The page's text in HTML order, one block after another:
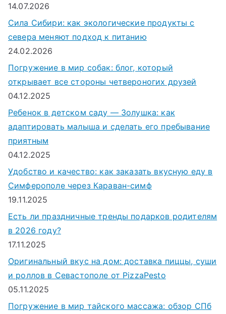
14.07.2026
Сила Сибири: как экологические продукты с
севера меняют подход к питанию
24.02.2026
Погружение в мир собак: блог, который
открывает все стороны четвероногих друзей
04.12.2025
Ребенок в детском саду — Золушка: как
адаптировать малыша и сделать его пребывание
приятным
04.12.2025
Удобство и качество: как заказать вкусную еду в
Симферополе через Караван-симф
19.11.2025
Есть ли праздничные тренды подарков родителям
в 2026 году?
17.11.2025
Оригинальный вкус на дом: доставка пиццы, суши
и роллов в Севастополе от PizzaPesto
05.11.2025
Погружение в мир тайского массажа: обзор СПб